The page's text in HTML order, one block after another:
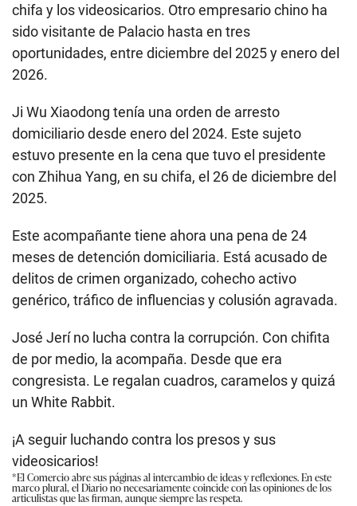
chifa y los videosicarios. Otro empresario chino ha
sido visitante de Palacio hasta en tres
oportunidades, entre diciembre del 2025 y enero del
2026.
Ji Wu Xiaodong tenía una orden de arresto
domiciliario desde enero del 2024. Este sujeto
estuvo presente en la cena que tuvo el presidente
con Zhihua Yang, en su chifa, el 26 de diciembre del
2025.
Este acompañante tiene ahora una pena de 24
meses de detención domiciliaria. Está acusado de
delitos de crimen organizado, cohecho activo
genérico, tráfico de influencias y colusión agravada.
José Jerí no lucha contra la corrupción. Con chifita
de por medio, la acompaña. Desde que era
congresista. Le regalan cuadros, caramelos y quizá
un White Rabbit.
¡A seguir luchando contra los presos y sus
videosicarios!
*El Comercio abre sus páginas al intercambio de ideas y reflexiones. En este
marco plural, el Diario no necesariamente coincide con las opiniones de los
articulistas que las firman, aunque siempre las respeta.